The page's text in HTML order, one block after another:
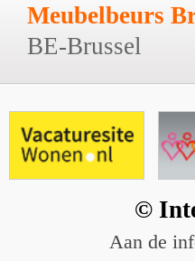
Meubelbeurs
BE-Brussel
©
Aan de